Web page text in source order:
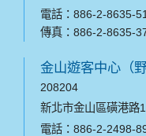
電話：886-2-8635-
傳真：886-2-8635-
金山遊客中心（
208204
新北市金山區磺港路
電話：886-2-2498-